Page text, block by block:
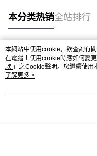
本分类热销全站排行
热门标签
本網站中使用cookie，欲查詢有
在電腦上使用cookie時應如何變
款 」之Cookie聲明。您繼續使
之Cookie聲明使用cookie。
了解更多 >